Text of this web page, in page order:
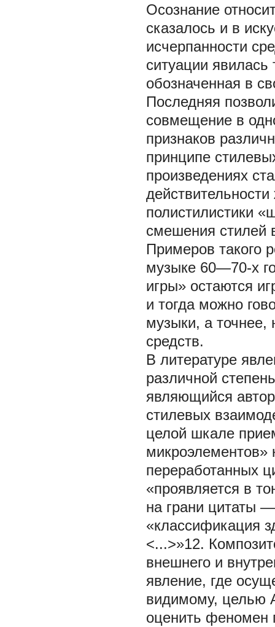
Осознание
сказалось и в
исчерпанности
ситуации
обозначенная в
Последняя
совмещение в
признаков
принципе
произведениях
полистилистики
смешения стилей
Примеров такого
музыке 60—70-х
игры» остаются
и тогда можно
музыки, а
средств.
В литературе
различной
являющийся
стилевых
целой шкале
микроэлементов»
переработанных
«проявляется в
на грани цитаты
«классификация
<...>»12.
внешнего и
явление, где
видимому, целью
оценить феномен